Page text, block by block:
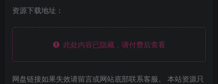
资源下载地址：
此处内容已隐藏，请付费后查看
网盘链接如果失效请留言或网站底部联系客服。 本站资源只